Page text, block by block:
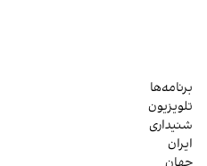
برنامه‌ها
تلویزیون
شنیداری
ایران